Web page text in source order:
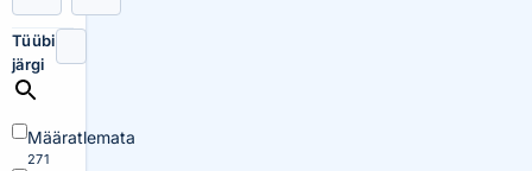
Tüübi
järgi
Määratlemata
271